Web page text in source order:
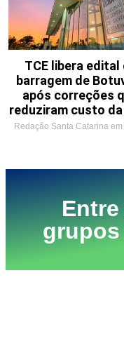
TCE libera edital
barragem de
após correções
reduziram custo
Redação Santa Catarina em
grupos